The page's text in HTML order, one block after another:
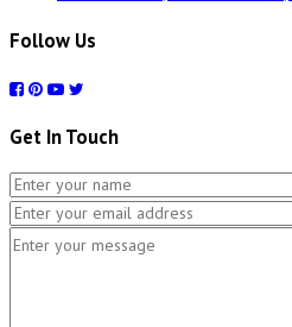
Follow Us
Get In Touch